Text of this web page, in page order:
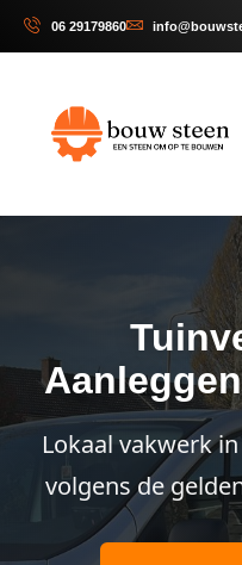
06 29179860
Lokaal vakwerk
volgens de